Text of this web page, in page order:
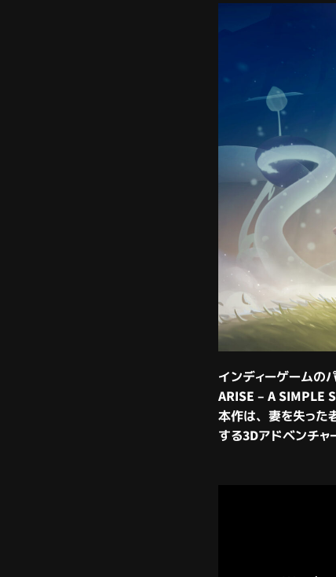
インディーゲーム
ARISE – A SIMPLE
本作は、妻を失った
する3Dアドベンチャ